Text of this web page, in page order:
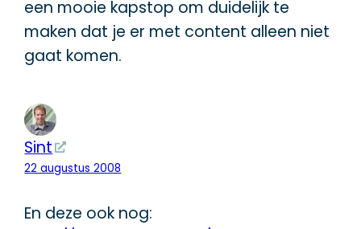
een mooie kapstop om duidelijk te
maken dat je er met content alleen niet
gaat komen.
Sint
22 augustus 2008
En deze ook nog: